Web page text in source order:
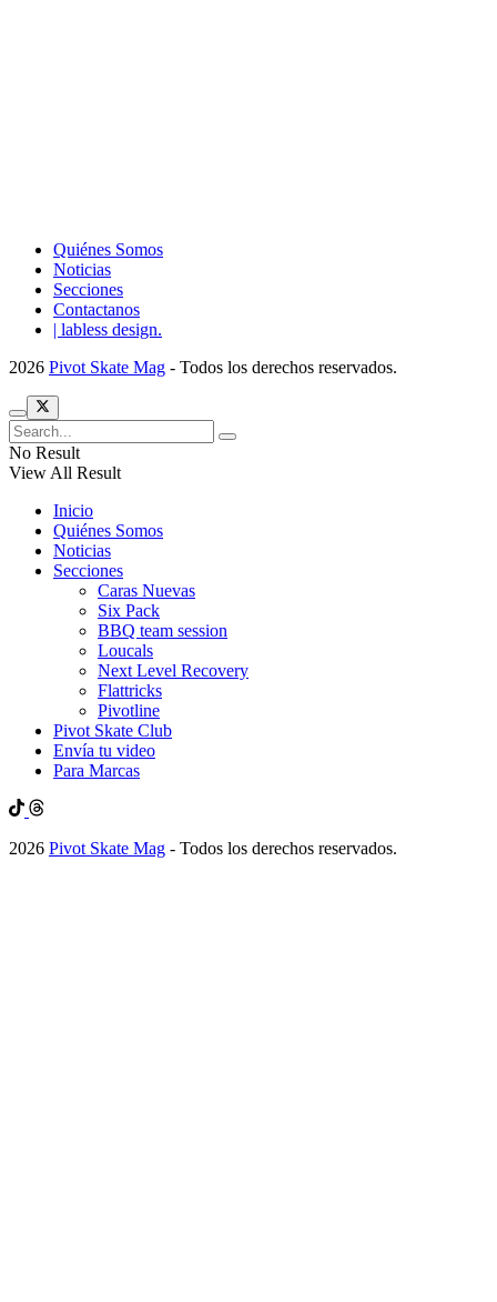
Quiénes Somos
Noticias
Secciones
Contactanos
| labless design.
2026 Pivot Skate Mag - Todos los derechos reservados.
No Result
View All Result
Inicio
Quiénes Somos
Noticias
Secciones
Caras Nuevas
Six Pack
BBQ team session
Loucals
Next Level Recovery
Flattricks
Pivotline
Pivot Skate Club
Envía tu video
Para Marcas
2026 Pivot Skate Mag - Todos los derechos reservados.